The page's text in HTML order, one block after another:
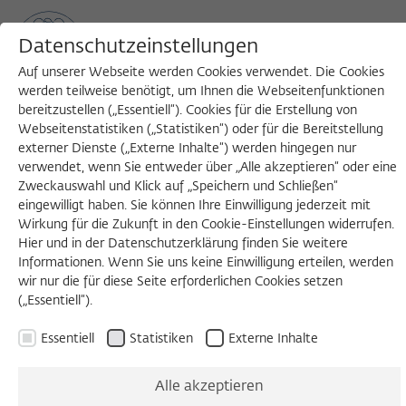
MENU
Search
HEFTVORSTELLUNG
Mittwoch, 20.05.2026
19:00 – 21:00 Uhr
Wissenschaftskolleg zu Berlin
Datenschutzeinstellungen
Auf unserer Webseite werden Cookies verwendet. Die Cookies
werden teilweise benötigt, um Ihnen die Webseitenfunktionen
bereitzustellen („Essentiell“). Cookies für die Erstellung von
Webseitenstatistiken („Statistiken“) oder für die Bereitstellung
externer Dienste („Externe Inhalte“) werden hingegen nur
verwendet, wenn Sie entweder über „Alle akzeptieren“ oder eine
Zweckauswahl und Klick auf „Speichern und Schließen“
eingewilligt haben. Sie können Ihre Einwilligung jederzeit mit
Wirkung für die Zukunft in den Cookie-Einstellungen widerrufen.
Hier und in der Datenschutzerklärung finden Sie weitere
Informationen. Wenn Sie uns keine Einwilligung erteilen, werden
wir nur die für diese Seite erforderlichen Cookies setzen
(„Essentiell“).
Essentiell Statistiken Externe Inhalte
Alle akzeptieren